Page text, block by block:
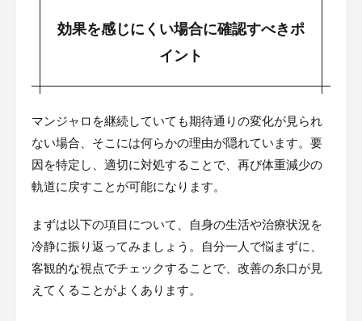
効果を感じにくい場合に確認すべきポ
イント
マンジャロを継続していても期待通りの変化が見られ
ない場合、そこには何らかの理由が隠れています。要
因を特定し、適切に対処することで、再び体重減少の
軌道に戻すことが可能になります。
まずは以下の項目について、自身の生活や治療状況を
冷静に振り返ってみましょう。自分一人で悩まずに、
客観的な視点でチェックすることで、改善の糸口が見
えてくることがよくあります。